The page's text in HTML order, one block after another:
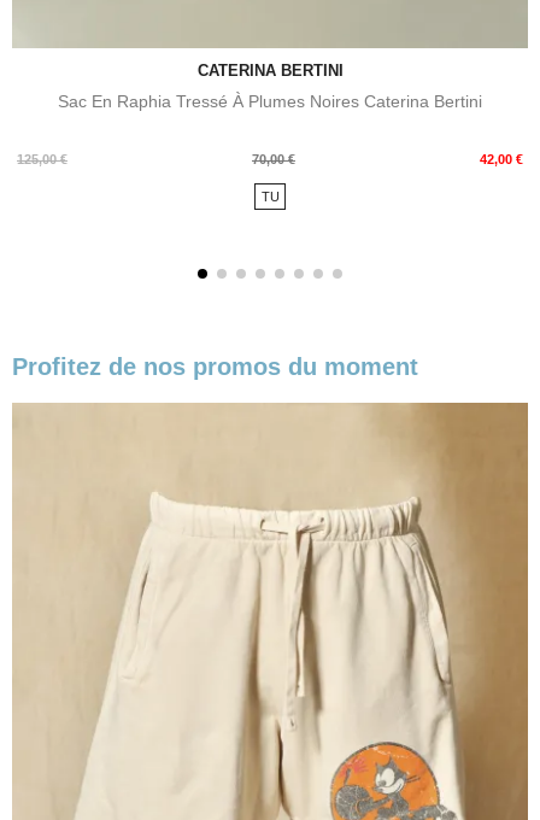
CATERINA BERTINI
Sac En Raphia Tressé À Plumes Noires Caterina Bertini
125,00 €
Prix
70,00 € 42,00 €
Prix
TU
Profitez de nos promos du moment